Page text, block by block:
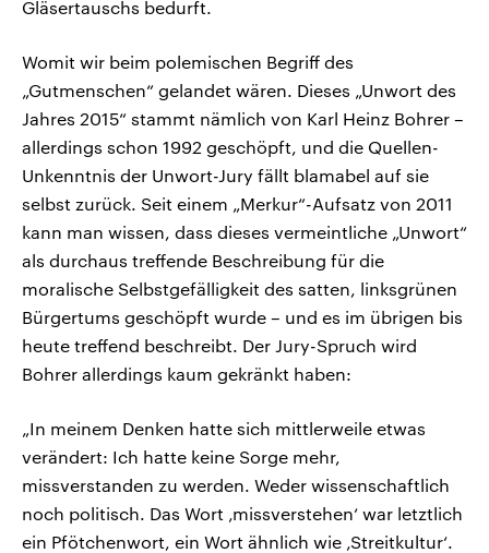
Gläsertauschs bedurft.
Womit wir beim polemischen Begriff des
„Gutmenschen“ gelandet wären. Dieses „Unwort des
Jahres 2015“ stammt nämlich von Karl Heinz Bohrer –
allerdings schon 1992 geschöpft, und die Quellen-
Unkenntnis der Unwort-Jury fällt blamabel auf sie
selbst zurück. Seit einem „Merkur“-Aufsatz von 2011
kann man wissen, dass dieses vermeintliche „Unwort“
als durchaus treffende Beschreibung für die
moralische Selbstgefälligkeit des satten, linksgrünen
Bürgertums geschöpft wurde – und es im übrigen bis
heute treffend beschreibt. Der Jury-Spruch wird
Bohrer allerdings kaum gekränkt haben:
„In meinem Denken hatte sich mittlerweile etwas
verändert: Ich hatte keine Sorge mehr,
missverstanden zu werden. Weder wissenschaftlich
noch politisch. Das Wort ‚missverstehen‘ war letztlich
ein Pfötchenwort, ein Wort ähnlich wie ‚Streitkultur‘.